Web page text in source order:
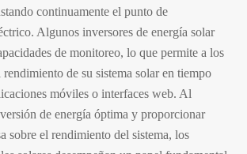
continuamente el punto de
Algunos inversores de energía solar
de monitoreo, lo que permite a los
rendimiento de su sistema solar en tiempo
móviles o interfaces web. Al
de energía óptima y proporcionar
sobre el rendimiento del sistema, los